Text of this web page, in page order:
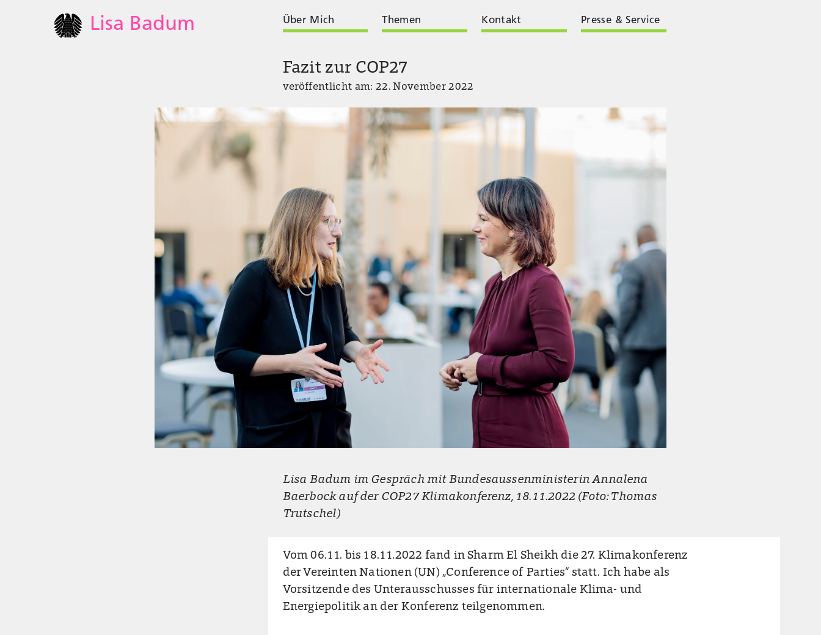
Lisa Badum Über Mich Themen Kontakt Presse & Service
Fazit zur COP27
veröffentlicht am: 22. November 2022
Lisa Badum im Gespräch mit Bundesaussenministerin Annalena
Baerbock auf der COP27 Klimakonferenz, 18.11.2022 (Foto: Thomas
Trutschel)
Vom 06.11. bis 18.11.2022 fand in Sharm El Sheikh die 27. Klimakonferenz
der Vereinten Nationen (UN) „Conference of Parties“ statt. Ich habe als
Vorsitzende des Unterausschusses für internationale Klima- und
Energiepolitik an der Konferenz teilgenommen.